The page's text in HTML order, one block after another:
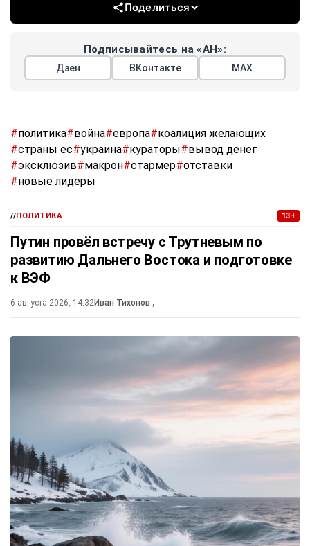
Поделиться
Подписывайтесь на «АН»:
Дзен ВКонтакте МАХ
#политика#война#европа#коалиция желающих
#страны ес#украина#кураторы#вывод денег
#эксклюзив#макрон#стармер#отставки
#новые лидеры
//ПОЛИТИКА 13+
Путин провёл встречу с Трутневым по
развитию Дальнего Востока и подготовке
к ВЭФ
6 августа 2026, 14:32Иван Тихонов ,